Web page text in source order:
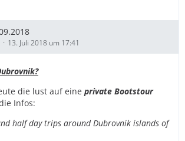
13. Juli 2018 um 17:41
die lust auf eine private Bootstour
Infos:
half day trips around Dubrovnik islands of